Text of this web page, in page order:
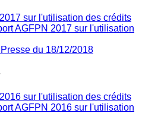
sur l'utilisation des crédits
AGFPN 2017 sur l'utilisation
du 18/12/2018
sur l'utilisation des crédits
AGFPN 2016 sur l'utilisation